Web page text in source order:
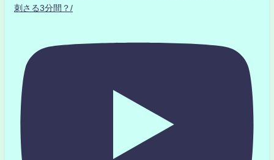
刺さる3分間？/